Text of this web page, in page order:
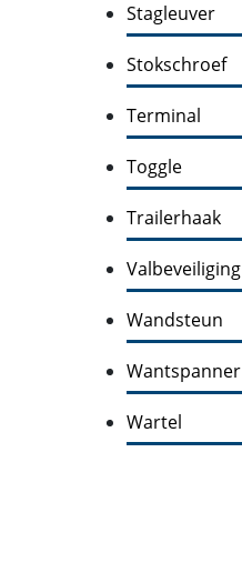
Stagleuver
Stokschroef
Terminal
Toggle
Trailerhaak
Valbeveiliging
Wandsteun
Wantspanner
Wartel